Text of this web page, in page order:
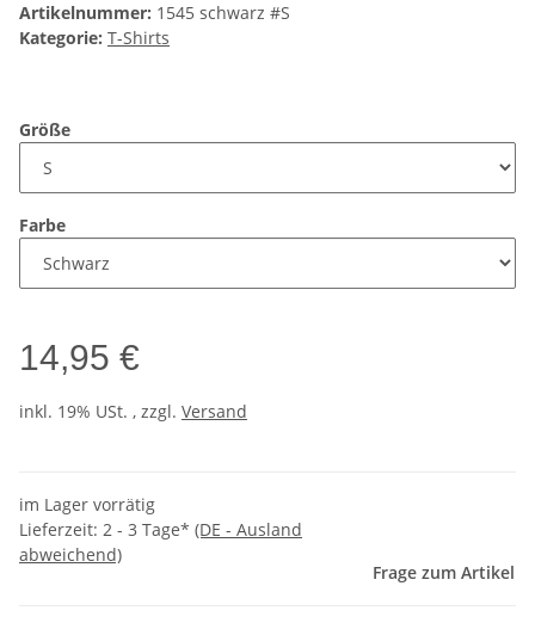
Artikelnummer: 1545 schwarz #S
Kategorie: T-Shirts
Größe
Farbe
14,95 €
inkl. 19% USt. , zzgl. Versand
im Lager vorrätig
Lieferzeit: 2 - 3 Tage* (DE - Ausland
abweichend)
Frage zum Artikel